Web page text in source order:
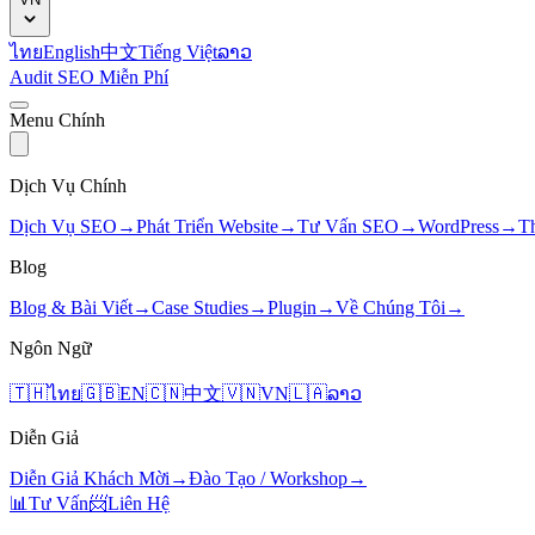
ไทยEnglish中文Tiếng Việtລາວ
Audit SEO Miễn Phí
Menu Chính
Dịch Vụ Chính
Dịch Vụ SEO →Phát Triển Website→Tư Vấn SEO →WordPress→
Blog
Blog & Bài Viết→Case Studies→Plugin →Về Chúng Tôi →
Ngôn Ngữ
🇹🇭ไทย🇬🇧EN🇨🇳中文🇻🇳VN🇱🇦ລາວ
Diễn Giả
Diễn Giả Khách Mời →Đào Tạo / Workshop→
📊 Tư Vấn📨Liên Hệ